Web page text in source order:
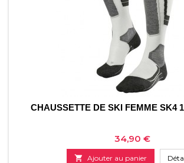
CHAUSSETTE DE SKI FEMME SK4
Prix
34,90 €
 Ajouter au panier